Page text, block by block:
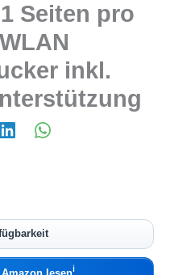
Seiten pro
inkl.
ℹ︎